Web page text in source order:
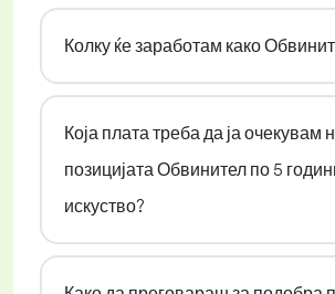
Колку ќе заработам како
Која плата треба да ја очекувам
позицијата Обвинител по 5
искуство?